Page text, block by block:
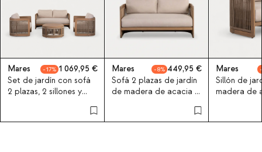
Mares 17
1 069,95
Set de jardín con sofá
2 plazas, 2 sillones y
cuerda Mares
Mares 8
449,95
Sofá 2 plazas de jardín
de madera de acacia y
Mares
Sillón de
madera de